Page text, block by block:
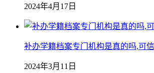
2024年4月17日
补办学籍档案专门机构是真的吗,可
2024年3月11日